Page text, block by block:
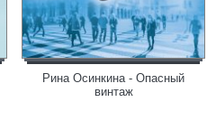
Рина Осинкина - Опасный
винтаж